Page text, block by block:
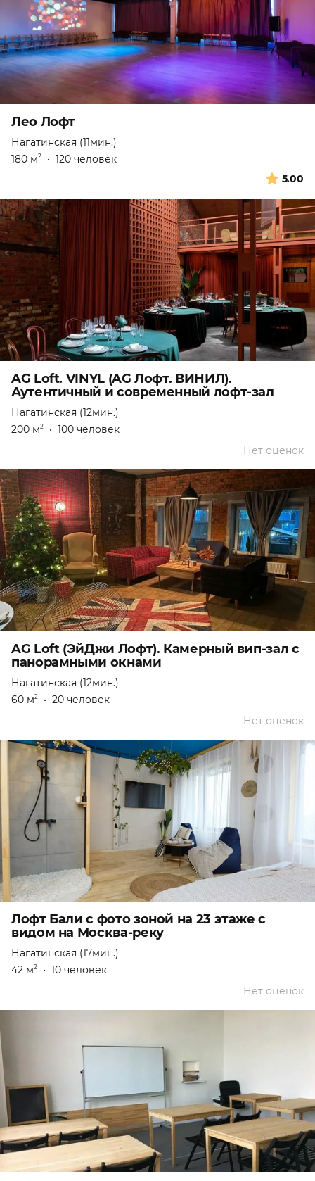
Лео Лофт
Нагатинская (11мин.)
180 м2 • 120 человек
5.00
AG Loft. VINYL (AG Лофт. ВИНИЛ).
Аутентичный и современный лофт-зал
Нагатинская (12мин.)
200 м2 • 100 человек
Нет оценок
AG Loft (ЭйДжи Лофт). Камерный вип-зал с
панорамными окнами
Нагатинская (12мин.)
60 м2 • 20 человек
Нет оценок
Лофт Бали с фото зоной на 23 этаже с
видом на Москва-реку
Нагатинская (17мин.)
42 м2 • 10 человек
Нет оценок